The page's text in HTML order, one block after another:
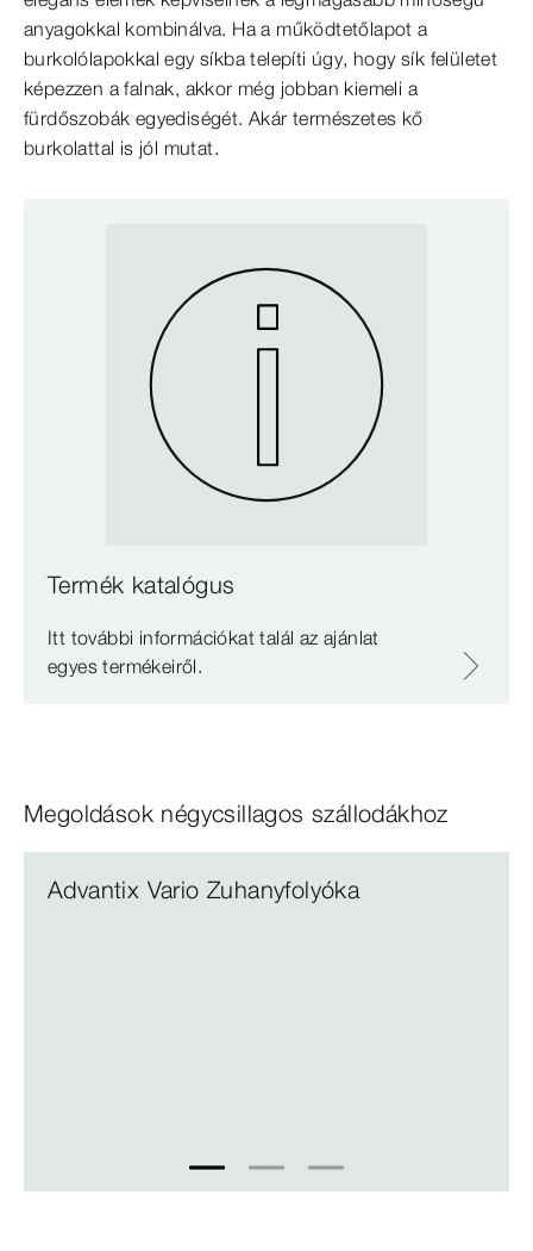
anyagokkal kombinálva. Ha a működtetőlapot a
burkolólapokkal egy síkba telepíti úgy, hogy sík felületet
képezzen a falnak, akkor még jobban kiemeli a
fürdőszobák egyediségét. Akár természetes kő
burkolattal is jól mutat.
Termék katalógus
Itt további információkat talál az ajánlat
egyes termékeiről.
Megoldások négycsillagos szállodákhoz
Advantix Vario Zuhanyfolyóka
1 2 3